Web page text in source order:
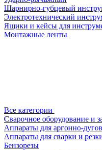
Шарнирно-губцевый
Электротехнический
Ящики и кейсы для
Монтажные ленты
Все категории
Сварочное оборудование и
Аппараты для аргонно-
Аппараты для сварки и
Бензорезы